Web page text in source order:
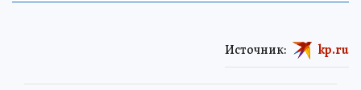
Источник: kp.ru